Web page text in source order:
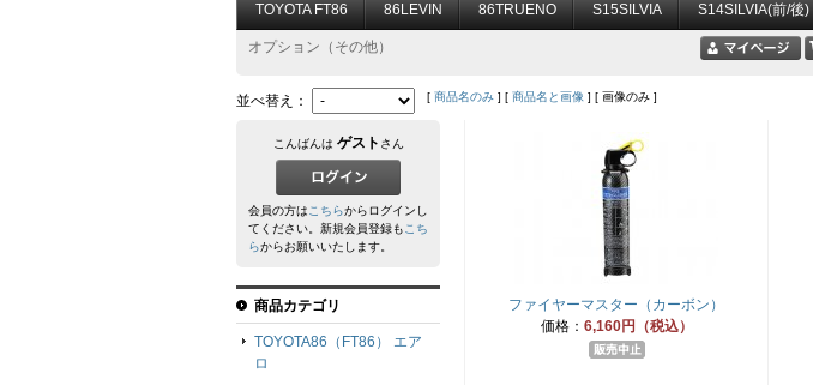
TOYOTA FT86 86LEVIN 86TRUENO S15SILVIA S14SILVIA(前/後)
オプション（その他）
並べ替え： [ 商品名のみ ] [ 商品名と画像 ] [ 画像のみ ]
ファイヤーマスター（カーボン）
価格： 6,160円（税込）
こんばんは ゲスト さん
会員の方はこちらからログインし
てください。新規会員登録もこち
らからお願いいたします。
商品カテゴリ
TOYOTA86（FT86） エア
ロ